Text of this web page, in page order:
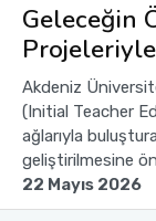
Geleceğin
Akdeniz
(Initial Teacher
ağlarıyla
geliştirilmesine
22 Mayıs 2026